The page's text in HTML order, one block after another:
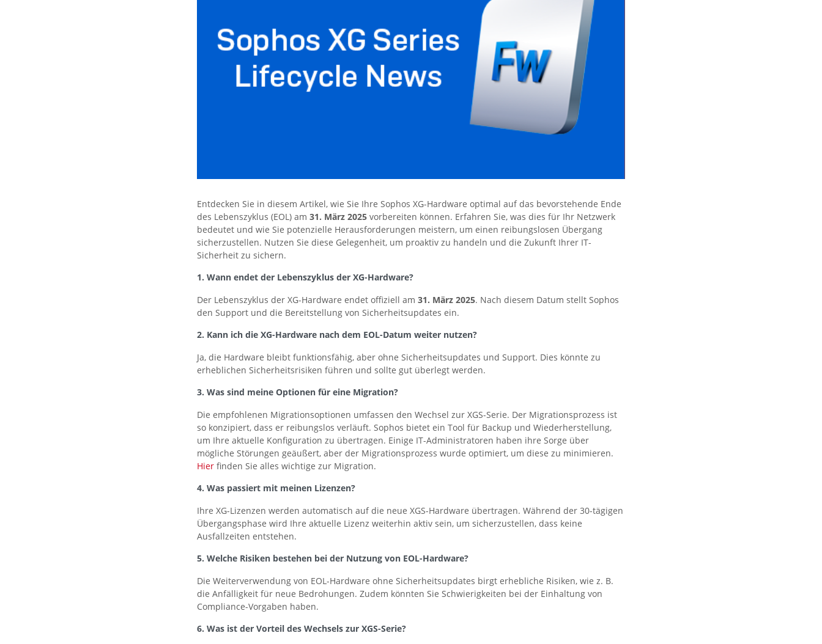
Entdecken Sie in diesem Artikel, wie Sie Ihre Sophos XG-Hardware optimal auf das bevorstehende Ende
des Lebenszyklus (EOL) am 31. März 2025 vorbereiten können. Erfahren Sie, was dies für Ihr Netzwerk
bedeutet und wie Sie potenzielle Herausforderungen meistern, um einen reibungslosen Übergang
sicherzustellen. Nutzen Sie diese Gelegenheit, um proaktiv zu handeln und die Zukunft Ihrer IT-
Sicherheit zu sichern.
1. Wann endet der Lebenszyklus der XG-Hardware?
Der Lebenszyklus der XG-Hardware endet offiziell am 31. März 2025. Nach diesem Datum stellt Sophos
den Support und die Bereitstellung von Sicherheitsupdates ein.
2. Kann ich die XG-Hardware nach dem EOL-Datum weiter nutzen?
Ja, die Hardware bleibt funktionsfähig, aber ohne Sicherheitsupdates und Support. Dies könnte zu
erheblichen Sicherheitsrisiken führen und sollte gut überlegt werden.
3. Was sind meine Optionen für eine Migration?
Die empfohlenen Migrationsoptionen umfassen den Wechsel zur XGS-Serie. Der Migrationsprozess ist
so konzipiert, dass er reibungslos verläuft. Sophos bietet ein Tool für Backup und Wiederherstellung,
um Ihre aktuelle Konfiguration zu übertragen. Einige IT-Administratoren haben ihre Sorge über
mögliche Störungen geäußert, aber der Migrationsprozess wurde optimiert, um diese zu minimieren.
Hier finden Sie alles wichtige zur Migration.
4. Was passiert mit meinen Lizenzen?
Ihre XG-Lizenzen werden automatisch auf die neue XGS-Hardware übertragen. Während der 30-tägigen
Übergangsphase wird Ihre aktuelle Lizenz weiterhin aktiv sein, um sicherzustellen, dass keine
Ausfallzeiten entstehen.
5. Welche Risiken bestehen bei der Nutzung von EOL-Hardware?
Die Weiterverwendung von EOL-Hardware ohne Sicherheitsupdates birgt erhebliche Risiken, wie z. B.
die Anfälligkeit für neue Bedrohungen. Zudem könnten Sie Schwierigkeiten bei der Einhaltung von
Compliance-Vorgaben haben.
6. Was ist der Vorteil des Wechsels zur XGS-Serie?